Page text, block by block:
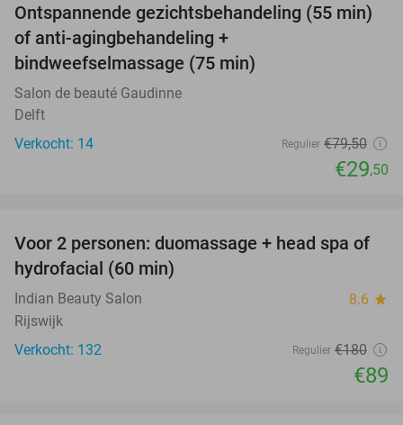
63%
Ontspannende gezichtsbehandeling (55 min)
of anti-agingbehandeling +
bindweefselmassage (75 min)
Salon de beauté Gaudinne
Delft
Verkocht: 14
Regulier €79,50
€29,50
51%
Voor 2 personen: duomassage + head spa of
hydrofacial (60 min)
Indian Beauty Salon 8.6 star
Rijswijk
Verkocht: 132
Regulier €180
€89